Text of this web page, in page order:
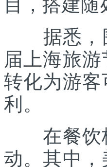
目，搭建
据悉，围
届上海旅
转化为游
利。
在餐饮板
动。其中